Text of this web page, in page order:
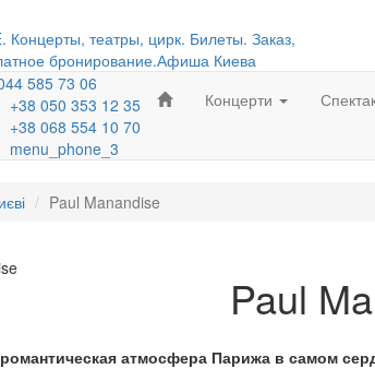
585 73 06
+38 050 353 12 35
+38 068 554 10 70
menu_phone_3
Концерти
Paul Manandise
Paul
атмосфера Парижа в самом